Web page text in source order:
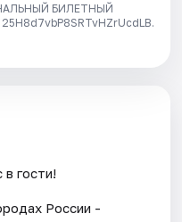
БИЛЕТНЫЙ
гости!
России -